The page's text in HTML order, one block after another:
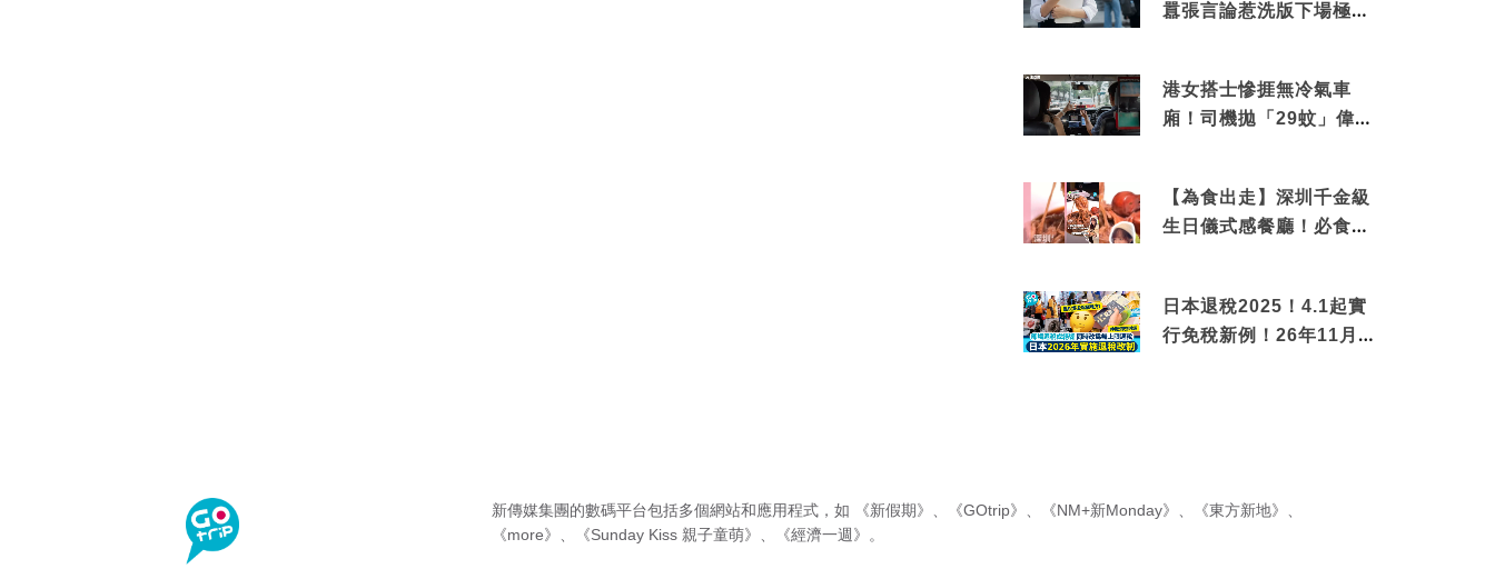
囂張言論惹洗版下場極震
港女搭士慘捱無冷氣車
廂！司機拋「29蚊」偉論
【為食出走】深圳千金級
生日儀式感餐廳！必食失
日本退稅2025！4.1起實
行免稅新例！26年11月
新傳媒集團的數碼平台包括多個網站和應用程式，如 《新假期》 《GOtrip》 《NM+新Monday》 《東方新地》
《more》
《Sunday Kiss 親子童萌》 《經濟一週》 。